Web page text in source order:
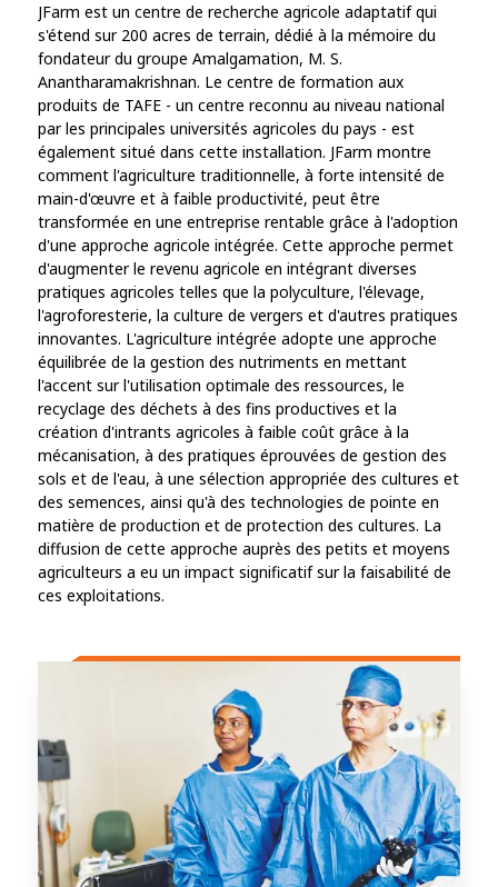
JFarm est un centre de recherche agricole adaptatif qui
s'étend sur 200 acres de terrain, dédié à la mémoire du
fondateur du groupe Amalgamation, M. S.
Anantharamakrishnan. Le centre de formation aux
produits de TAFE - un centre reconnu au niveau national
par les principales universités agricoles du pays - est
également situé dans cette installation. JFarm montre
comment l'agriculture traditionnelle, à forte intensité de
main-d'œuvre et à faible productivité, peut être
transformée en une entreprise rentable grâce à l'adoption
d'une approche agricole intégrée. Cette approche permet
d'augmenter le revenu agricole en intégrant diverses
pratiques agricoles telles que la polyculture, l'élevage,
l'agroforesterie, la culture de vergers et d'autres pratiques
innovantes. L'agriculture intégrée adopte une approche
équilibrée de la gestion des nutriments en mettant
l'accent sur l'utilisation optimale des ressources, le
recyclage des déchets à des fins productives et la
création d'intrants agricoles à faible coût grâce à la
mécanisation, à des pratiques éprouvées de gestion des
sols et de l'eau, à une sélection appropriée des cultures et
des semences, ainsi qu'à des technologies de pointe en
matière de production et de protection des cultures. La
diffusion de cette approche auprès des petits et moyens
agriculteurs a eu un impact significatif sur la faisabilité de
ces exploitations.